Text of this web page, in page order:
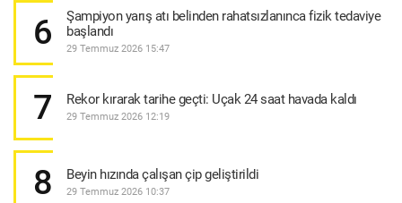
6
Şampiyon yarış atı belinden rahatsızlanınca fizik tedaviye
başlandı
29 Temmuz 2026 15:47
7 Rekor kırarak tarihe geçti: Uçak 24 saat havada kaldı
29 Temmuz 2026 12:19
8 Beyin hızında çalışan çip geliştirildi
29 Temmuz 2026 10:37